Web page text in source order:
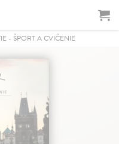
- ŠPORT A CVIČENIE